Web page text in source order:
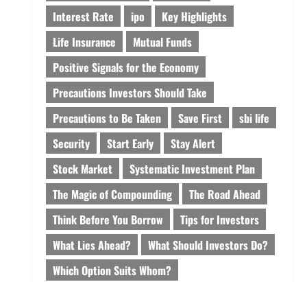
Interest Rate
ipo
Key Highlights
Life Insurance
Mutual Funds
Positive Signals for the Economy
Precautions Investors Should Take
Precautions to Be Taken
Save First
sbi life
Security
Start Early
Stay Alert
Stock Market
Systematic Investment Plan
The Magic of Compounding
The Road Ahead
Think Before You Borrow
Tips for Investors
What Lies Ahead?
What Should Investors Do?
Which Option Suits Whom?